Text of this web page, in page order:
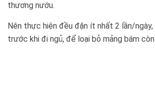
thương nướu.
Nên thực hiện đều đặn ít nhất 2 lần/ngày,
trước khi đi ngủ, để loại bỏ mảng bám